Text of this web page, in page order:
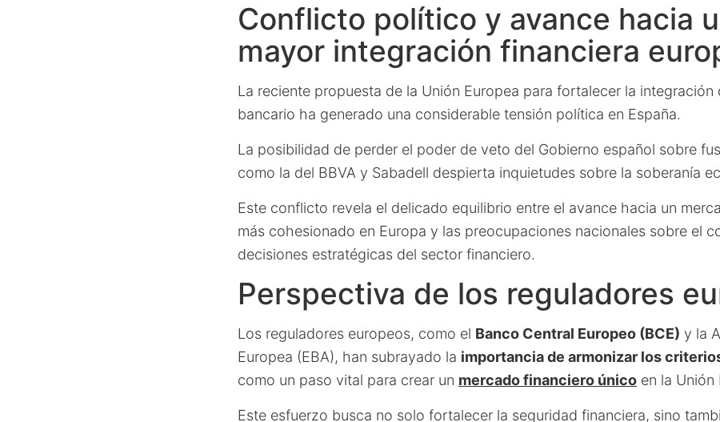
Conflicto político y avance hacia
mayor integración financiera
La reciente propuesta de la Unión Europea para fortalecer la integración
bancario ha generado una considerable tensión política en España.
La posibilidad de perder el poder de veto del Gobierno español sobre
como la del BBVA y Sabadell despierta inquietudes sobre la soberanía
Este conflicto revela el delicado equilibrio entre el avance hacia un
más cohesionado en Europa y las preocupaciones nacionales sobre el
decisiones estratégicas del sector financiero.
Perspectiva de los reguladores
Los reguladores europeos, como el Banco Central Europeo (BCE) y la
Europea (EBA), han subrayado la importancia de armonizar los
como un paso vital para crear un mercado financiero único en la Unión
Este esfuerzo busca no solo fortalecer la seguridad financiera, sino